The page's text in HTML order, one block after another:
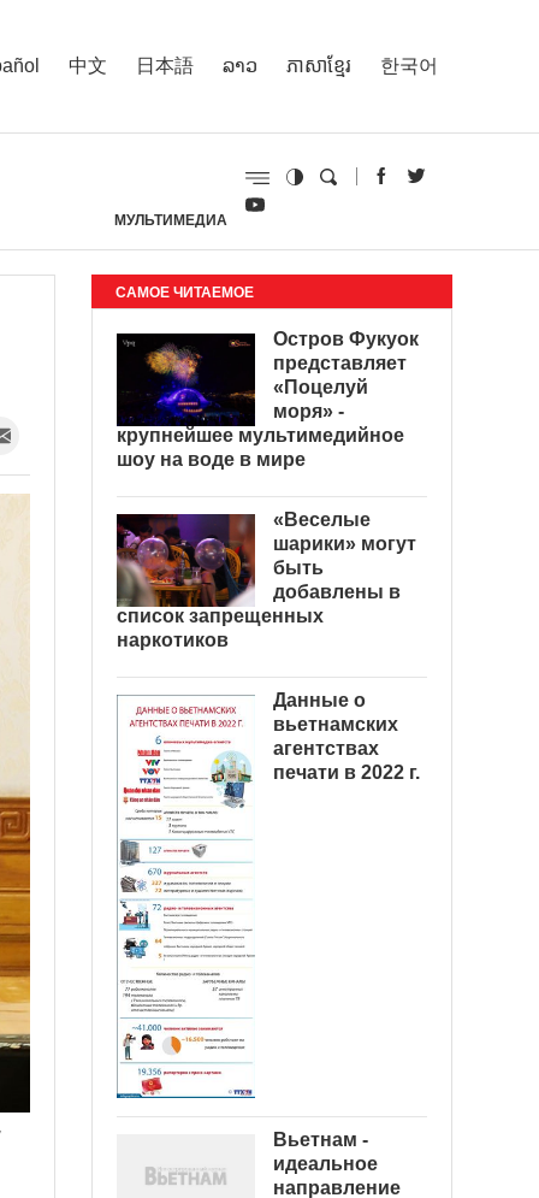
中文 日本語 ລາວ ភាសាខ្មែរ 한국어
МУЛЬТИМЕДИА
САМОЕ ЧИТАЕМОЕ
Остров Фукуок
представляет
«Поцелуй
моря» -
крупнейшее мультимедийное
шоу на воде в мире
«Веселые
шарики» могут
быть
добавлены в
список запрещенных
наркотиков
Данные о
вьетнамских
агентствах
печати в 2022 г.
Вьетнам -
идеальное
направление